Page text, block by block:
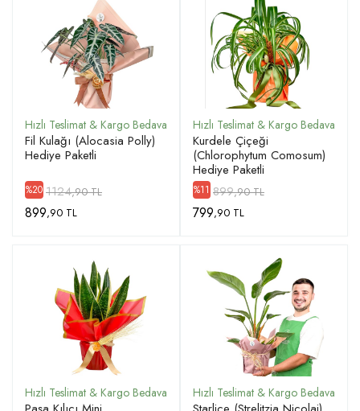
Fil Kulağı (Alocasia Polly)
Hediye Paketli
%20 1124,90 TL
899,90 TL
Kurdele Çiçeği
(Chlorophytum Comosum)
Hediye Paketli
%11 899,90 TL
799,90 TL